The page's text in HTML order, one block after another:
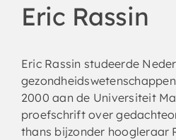
Eric Rassin
Eric Rassin studeerde
2000 aan de Universiteit
proefschrift over
thans bijzonder hoogleraar